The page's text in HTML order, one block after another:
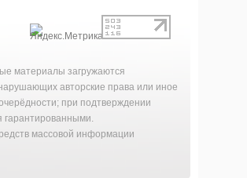
материалы загружаются
авторские права или иное
при подтверждении
гарантированными.
массовой информации